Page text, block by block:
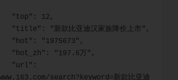
            "top": 12,
            "title": "新款比亚迪汉家族降价上市",
            "hot": "1975673",
            "hot_zh": "197.6万",
search?keyword=新款比亚迪